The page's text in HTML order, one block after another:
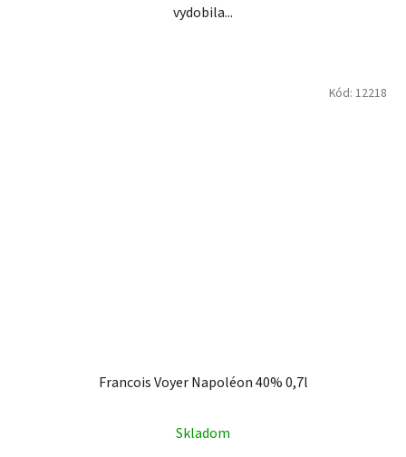
vydobila...
Francois Voyer Napoléon 40% 0,7l
Skladom
Kód: 12218